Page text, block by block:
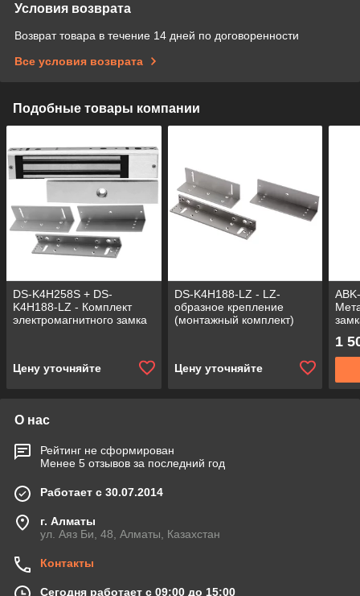
Условия возврата
Возврат товара в течение 14 дней по договоренности
Все условия возврата
Подобные товары компании
DS-K4H258S + DS-
K4H188-LZ - Комплект
электромагнитного замка
Цену уточняйте
DS-K4H188-LZ - LZ-
образное крепление
(монтажный комплект)
Цену уточняйте
1
О нас
Рейтинг не сформирован
Менее 5 отзывов за последний год
Работает с 30.07.2014
г. Алматы
ул. Аяз Би, 48, Алматы, Казахстан
Контакты
Сегодня работает с 09:00 до 15:00